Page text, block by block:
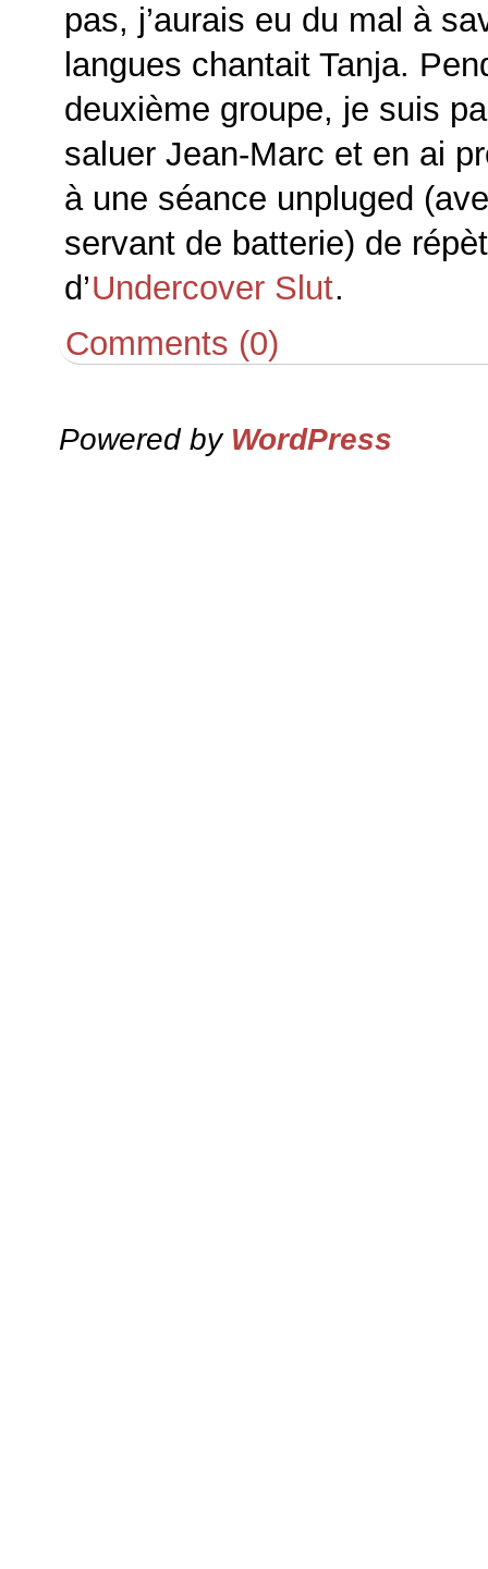
pas, j’aurais eu du mal à
langues chantait Tanja.
deuxième groupe, je suis
saluer Jean-Marc et en ai
à une séance unpluged
servant de batterie) de
d’Undercover Slut.
Comments (0)
Powered by WordPress